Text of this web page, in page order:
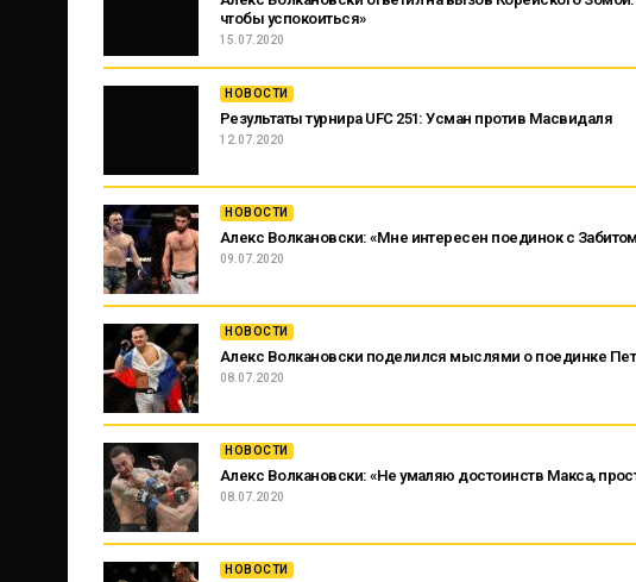
чтобы успокоиться»
15.07.2020
НОВОСТИ
Результаты турнира UFC 251: Усман против Масвидаля
12.07.2020
НОВОСТИ
Алекс Волкановски: «Мне интересен поединок с
09.07.2020
НОВОСТИ
Алекс Волкановски поделился мыслями о поединке
08.07.2020
НОВОСТИ
Алекс Волкановски: «Не умаляю достоинств Макса,
08.07.2020
НОВОСТИ